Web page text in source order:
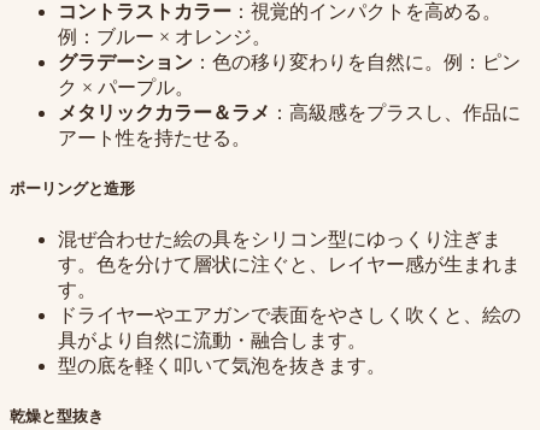
コントラストカラー ：視覚的インパクトを高める。
例：ブルー × オレンジ。
グラデーション ：色の移り変わりを自然に。例：ピン
ク × パープル。
メタリックカラー＆ラメ ：高級感をプラスし、作品に
アート性を持たせる。
ポーリングと造形
混ぜ合わせた絵の具をシリコン型にゆっくり注ぎま
す。色を分けて層状に注ぐと、レイヤー感が生まれま
す。
ドライヤーやエアガンで表面をやさしく吹くと、絵の
具がより自然に流動・融合します。
型の底を軽く叩いて気泡を抜きます。
乾燥と型抜き